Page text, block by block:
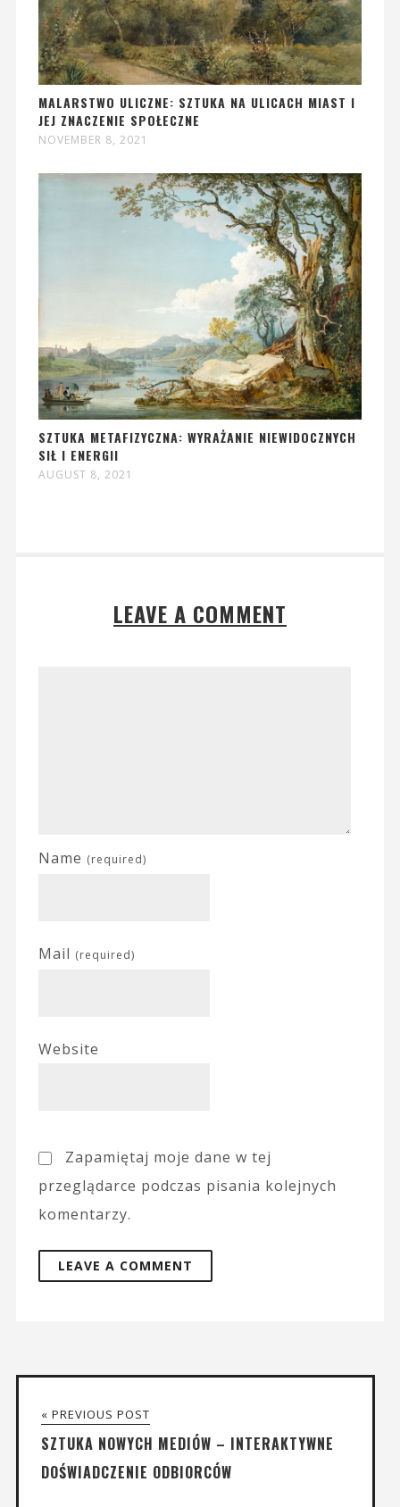
MALARSTWO ULICZNE: SZTUKA NA ULICACH MIAST I
JEJ ZNACZENIE SPOŁECZNE
NOVEMBER 8, 2021
SZTUKA METAFIZYCZNA: WYRAŻANIE NIEWIDOCZNYCH
SIŁ I ENERGII
AUGUST 8, 2021
LEAVE A COMMENT
Name (required)
Mail (required)
Website
Zapamiętaj moje dane w tej
przeglądarce podczas pisania kolejnych
komentarzy.
« PREVIOUS POST
SZTUKA NOWYCH MEDIÓW – INTERAKTYWNE
DOŚWIADCZENIE ODBIORCÓW